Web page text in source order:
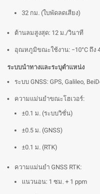
32 กม. (ใบพัดลดเสียง)
ต้านลมสูงสุด: 12 ม./วินาที
อุณหภูมิขณะใช้งาน: −10°C ถึง
ระบบนำทางและระบุตำแหน่ง
ระบบ GNSS: GPS, Galileo,
ความแม่นยำขณะโฮเวอร์:
±0.1 ม. (ระบบวิชั่น)
±0.5 ม. (GNSS)
±0.1 ม. (RTK)
ความแม่นยำ GNSS RTK:
แนวนอน: 1 ซม. + 1 ppm